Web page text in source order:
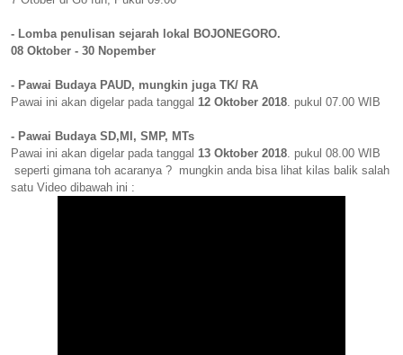
- Lomba penulisan sejarah lokal BOJONEGORO.
08 Oktober - 30 Nopember
- Pawai Budaya PAUD, mungkin juga TK/ RA
Pawai ini akan digelar pada tanggal 12 Oktober 2018 . pukul 07.00 WIB
- Pawai Budaya SD,MI, SMP, MTs
Pawai ini akan digelar pada tanggal 13 Oktober 2018 . pukul 08.00 WIB
seperti gimana toh acaranya ? mungkin anda bisa lihat kilas balik salah
satu Video dibawah ini :